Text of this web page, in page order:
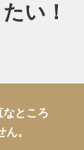
い！
ところ
。